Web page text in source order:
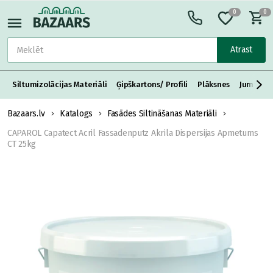
Atrast
0 0
Siltumizolācijas Materiāli Ģipškartons/ Profili Plāksnes Jumta
Bazaars.lv Katalogs
Fasādes Siltināšanas Materiāli
CAPAROL Capatect Acril Fassadenputz Akrila Dispersijas Apmetums
CT 25kg